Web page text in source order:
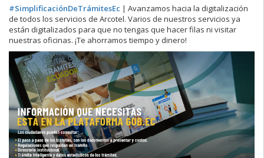
#SimplificaciónDeTrámitesEc | Avanzamos hacia la digitalización
de todos los servicios de Arcotel. Varios de nuestros servicios ya
están digitalizados para que no tengas que hacer filas ni visitar
nuestras oficinas. ¡Te ahorramos tiempo y dinero!